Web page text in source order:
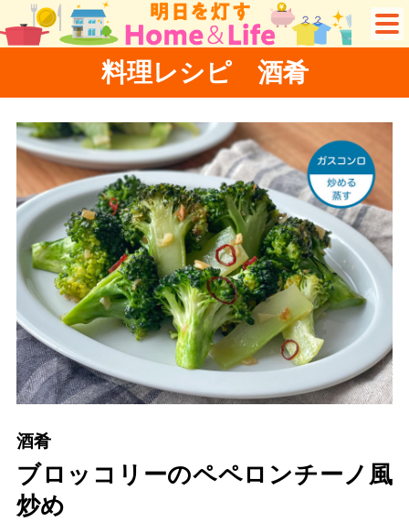
料理レシピ 酒肴
酒肴
ブロッコリーのペペロンチーノ風
炒め